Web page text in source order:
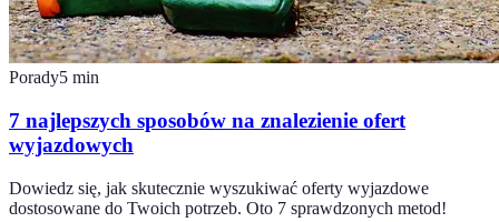
Porady5 min
7 najlepszych sposobów na znalezienie ofert
wyjazdowych
Dowiedz się, jak skutecznie wyszukiwać oferty wyjazdowe
dostosowane do Twoich potrzeb. Oto 7 sprawdzonych metod!